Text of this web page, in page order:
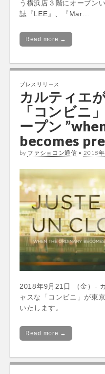
う横浜店３階にオープン
誌『LEE』、『Mar…
Read more →
プレスリリース
カルティエ
「コンビニ
ープン
becomes
by ファショコン通信 • 2018
2018年9月21日 （金）-
ャスな「コンビニ」が東
いたします。
Read more →